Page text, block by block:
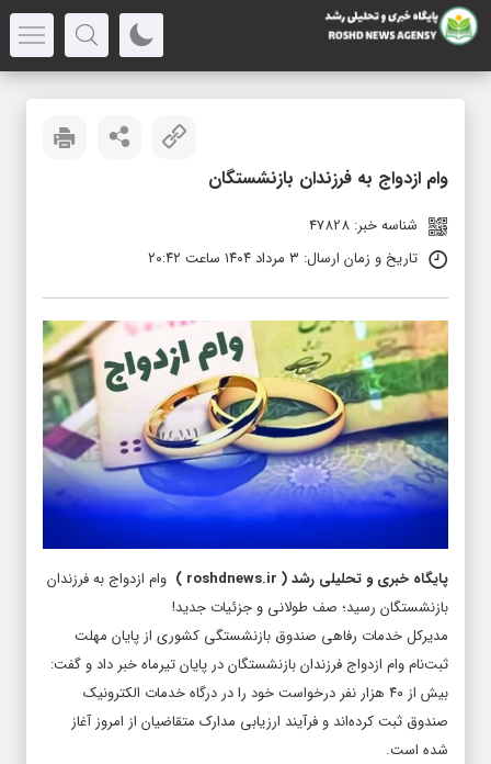
وام ازدواج به فرزندان بازنشستگان
شناسه خبر: 47828
تاریخ و زمان ارسال: ۳ مرداد ۱۴۰۴ ساعت ۲۰:۴۲
پایگاه خبری و تحلیلی رشد(
roshdnews.ir
) وام ازدواج به فرزندان
بازنشستگان رسید؛ صف‌ طولانی و جزئیات جدید!
مدیرکل خدمات رفاهی صندوق بازنشستگی کشوری از پایان مهلت
ثبت‌نام وام ازدواج فرزندان بازنشستگان در پایان تیرماه خبر داد و گفت:
بیش از ۴۰ هزار نفر درخواست خود را در درگاه خدمات الکترونیک
صندوق ثبت کرده‌اند و فرآیند ارزیابی مدارک متقاضیان از امروز آغاز
شده است.